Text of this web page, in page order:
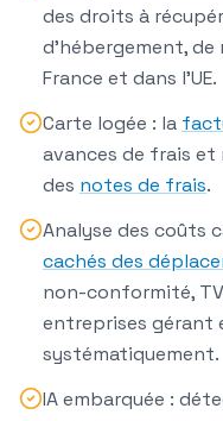
des droits à
d'hébergement,
France et dans l'UE.
Carte logée : la
avances de frais
des notes de frais.
Analyse des coûts
cachés des
non-conformité,
entreprises gérant
systématiquement.
IA embarquée :